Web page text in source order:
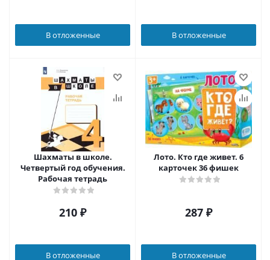
В отложенные В отложенные
Шахматы в школе.
Четвертый год обучения.
Рабочая тетрадь
210 ₽
В отложенные
Лото. Кто где живет. 6
карточек 36 фишек
287 ₽
В отложенные